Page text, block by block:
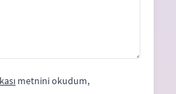
metnini okudum,